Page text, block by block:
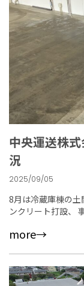
中央運送株
況
2025/09/05
8月は冷蔵庫棟の
ンクリート打設、
more→